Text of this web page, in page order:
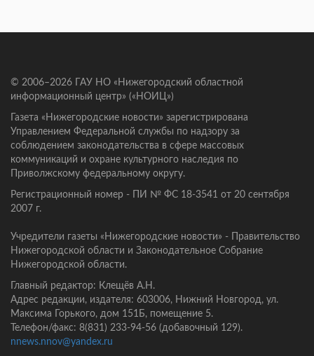
© 2006–2026 ГАУ НО «Нижегородский областной
информационный центр» («НОИЦ»)
Газета «Нижегородские новости» зарегистрирована
Управлением Федеральной службы по надзору за
соблюдением законодательства в сфере массовых
коммуникаций и охране культурного наследия по
Приволжскому федеральному округу.
Регистрационный номер - ПИ № ФС 18-3541 от 20 сентября
2007 г.
Учредители газеты «Нижегородские новости» - Правительство
Нижегородской области и Законодательное Собрание
Нижегородской области.
Главный редактор: Клещёв А.Н.
Адрес редакции, издателя: 603006, Нижний Новгород, ул.
Максима Горького, дом 151Б, помещение 5.
Телефон/факс: 8(831) 233-94-56 (добавочный 129).
nnews.nnov@yandex.ru